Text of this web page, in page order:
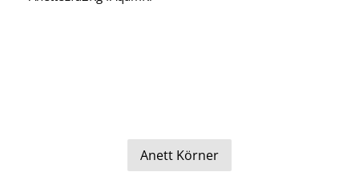
Anett Körner